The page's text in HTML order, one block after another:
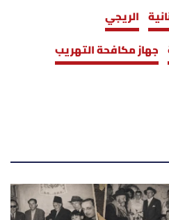
الريجي
جهاز مكافحة التهريب